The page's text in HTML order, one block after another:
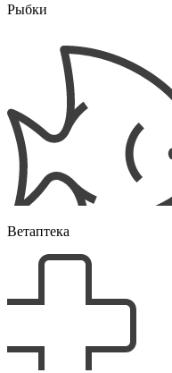
Рыбки
Ветаптека